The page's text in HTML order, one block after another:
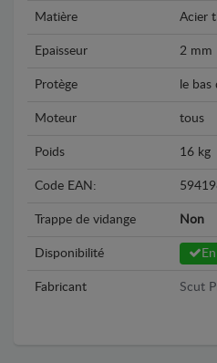
Matière Acier
Epaisseur 2 mm
Protège le
Moteur tous
Poids 16 kg
Code EAN:
Trappe de vidange Non
Disponibilité
Fabricant Scut